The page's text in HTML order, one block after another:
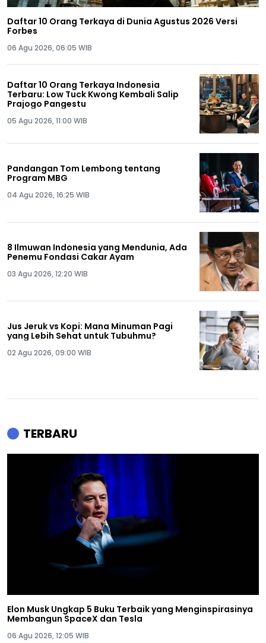
Daftar 10 Orang Terkaya di Dunia Agustus 2026 Versi
Forbes
06 Agu 2026, 06:05 WIB
Daftar 10 Orang Terkaya Indonesia
Terbaru: Low Tuck Kwong Kembali Salip
Prajogo Pangestu
05 Agu 2026, 11:00 WIB
Pandangan Tom Lembong tentang
Program MBG
04 Agu 2026, 16:25 WIB
8 Ilmuwan Indonesia yang Mendunia, Ada
Penemu Fondasi Cakar Ayam
03 Agu 2026, 12:20 WIB
Jus Jeruk vs Kopi: Mana Minuman Pagi
yang Lebih Sehat untuk Tubuhmu?
02 Agu 2026, 09:00 WIB
TERBARU
Elon Musk Ungkap 5 Buku Terbaik yang Menginspirasinya
Membangun SpaceX dan Tesla
06 Agu 2026, 12:05 WIB